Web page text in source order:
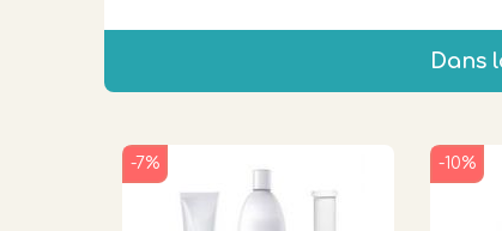
Dans
-7% -10%